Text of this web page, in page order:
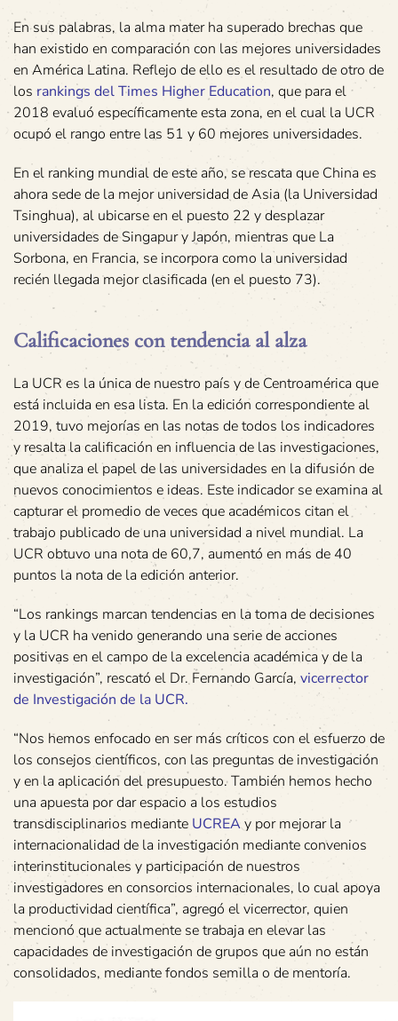
En sus palabras, la alma mater ha superado brechas que
han existido en comparación con las mejores universidades
en América Latina. Reflejo de ello es el resultado de otro de
los rankings del Times Higher Education, que para el
2018 evaluó específicamente esta zona, en el cual la UCR
ocupó el rango entre las 51 y 60 mejores universidades.
En el ranking mundial de este año, se rescata que China es
ahora sede de la mejor universidad de Asia (la Universidad
Tsinghua), al ubicarse en el puesto 22 y desplazar
universidades de Singapur y Japón, mientras que La
Sorbona, en Francia, se incorpora como la universidad
recién llegada mejor clasificada (en el puesto 73).
Calificaciones con tendencia al alza
La UCR es la única de nuestro país y de Centroamérica que
está incluida en esa lista. En la edición correspondiente al
2019, tuvo mejorías en las notas de todos los indicadores
y resalta la calificación en influencia de las investigaciones,
que analiza el papel de las universidades en la difusión de
nuevos conocimientos e ideas. Este indicador se examina al
capturar el promedio de veces que académicos citan el
trabajo publicado de una universidad a nivel mundial. La
UCR obtuvo una nota de 60,7, aumentó en más de 40
puntos la nota de la edición anterior.
“Los rankings marcan tendencias en la toma de decisiones
y la UCR ha venido generando una serie de acciones
positivas en el campo de la excelencia académica y de la
investigación”, rescató el Dr. Fernando García, vicerrector
de Investigación de la UCR.
“Nos hemos enfocado en ser más críticos con el esfuerzo de
los consejos científicos, con las preguntas de investigación
y en la aplicación del presupuesto. También hemos hecho
una apuesta por dar espacio a los estudios
transdisciplinarios mediante UCREAy por mejorar la
internacionalidad de la investigación mediante convenios
interinstitucionales y participación de nuestros
investigadores en consorcios internacionales, lo cual apoya
la productividad científica”, agregó el vicerrector, quien
mencionó que actualmente se trabaja en elevar las
capacidades de investigación de grupos que aún no están
consolidados, mediante fondos semilla o de mentoría.